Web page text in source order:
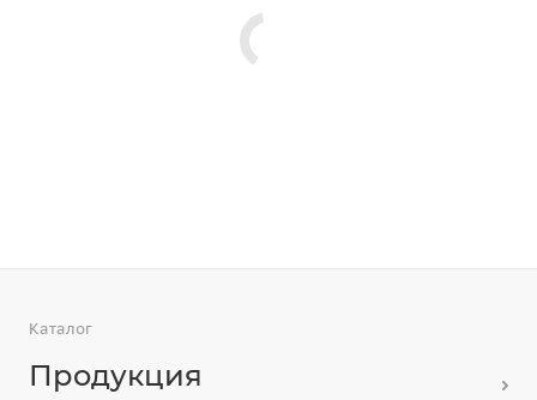
Каталог
Продукция